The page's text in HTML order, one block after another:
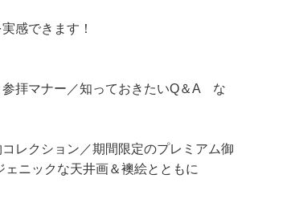
感できます！
拝マナー／知っておきたいQ＆A な
レクション／期間限定のプレミアム御
ジェニックな天井画＆襖絵とともに